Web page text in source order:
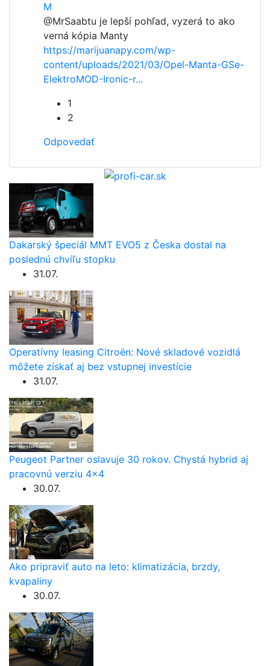
M
@MrSaabtu je lepší pohľad, vyzerá to ako
verná kópia Manty
https://marijuanapy.com/wp-
content/uploads/2021/03/Opel-Manta-GSe-
ElektroMOD-Ironic-r...
1
2
Odpovedať
Dakarský špeciál MMT EVO5 z Česka dostal na
poslednú chvíľu stopku
31.07.
Operatívny leasing Citroën: Nové skladové vozidlá
môžete získať aj bez vstupnej investície
31.07.
Peugeot Partner oslavuje 30 rokov. Chystá hybrid aj
pracovnú verziu 4×4
30.07.
Ako pripraviť auto na leto: klimatizácia, brzdy,
kvapaliny
30.07.